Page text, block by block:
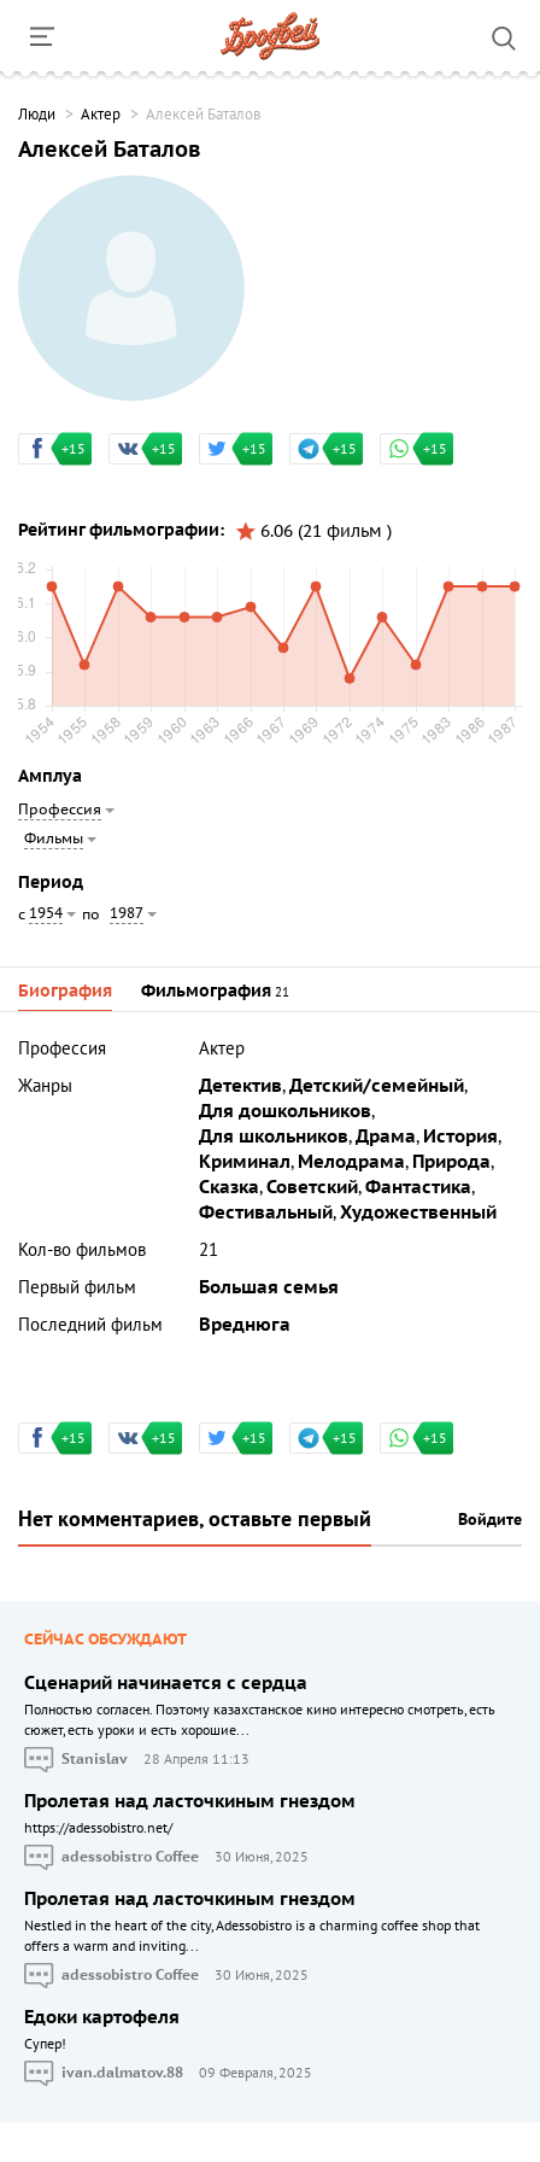
Люди Актер Алексей Баталов
Алексей Баталов
+15 +15 +15 +15 +15
Рейтинг фильмографии: 6.06 (21 фильм )
Амплуа
Профессия
Фильмы
Период
с 1954 по 1987
Биография Фильмография 21
Профессия
Актер
Жанры
Детектив,Детский/семейный,
Для дошкольников,
Для школьников,Драма, История,
Криминал, Мелодрама, Природа,
Сказка,Советский,Фантастика,
Фестивальный,Художественный
Кол-во фильмов
21
Первый фильм
Большая семья
Последний фильм
Вреднюга
+15 +15 +15 +15 +15
Нет комментариев, оставьте первый Войдите
СЕЙЧАС ОБСУЖДАЮТ
Сценарий начинается с сердца
Полностью согласен. Поэтому казахстанское кино интересно смотреть, есть
сюжет, есть уроки и есть хорошие...
Stanislav
28 Апреля 11:13
Пролетая над ласточкиным гнездом
https://adessobistro.net/
adessobistro Coffee
30 Июня, 2025
Пролетая над ласточкиным гнездом
Nestled in the heart of the city, Adessobistro is a charming coffee shop that
offers a warm and inviting...
adessobistro Coffee
30 Июня, 2025
Едоки картофеля
Cупер!
ivan.dalmatov.88
09 Февраля, 2025